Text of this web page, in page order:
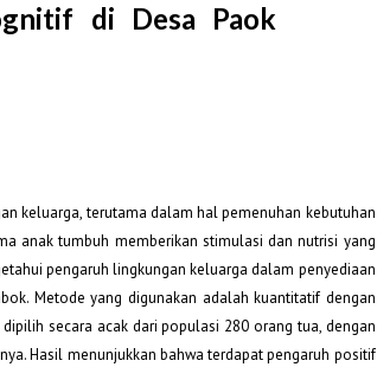
di Desa Paok
keluarga, terutama dalam hal pemenuhan kebutuhan
anak tumbuh memberikan stimulasi dan nutrisi yang
pengaruh lingkungan keluarga dalam penyediaan
Metode yang digunakan adalah kuantitatif dengan
secara acak dari populasi 280 orang tua, dengan
Hasil menunjukkan bahwa terdapat pengaruh positif